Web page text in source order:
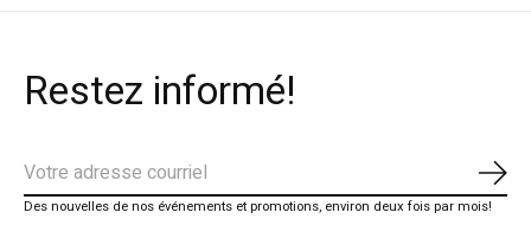
Restez informé!
Des nouvelles de nos événements et promotions, environ deux fois par mois!